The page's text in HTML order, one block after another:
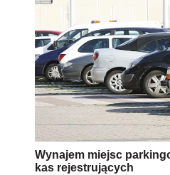
Wynajem miejsc
kas rejestrujących